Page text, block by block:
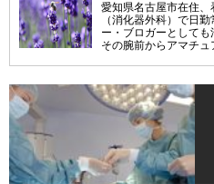
愛知県名古屋市在住
（消化器外科）で日
ー・ブロガーとしても
その腕前からアマチュ